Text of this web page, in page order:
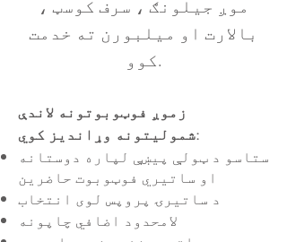
موږ جیلونګ ، سرف کوسټ ،
بالارت او میلبورن ته خدمت
کوو.
زموږ فوټوبوتونه لاندې
شمولیتونه وړاندیز کوي:
ستاسو د ټولې پیښې لپاره دوستانه
او ساتیري فوټوبوت حاضرین
د ساتیرۍ پروپس لوی انتخاب
لامحدود اضافي چاپونه